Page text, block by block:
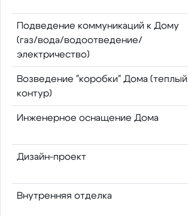
Подведение коммуникаций к Дому
(газ/вода/водоотведение/
электричество)
Возведение "коробки" Дома (теплый
контур)
Инженерное оснащение Дома
Дизайн-проект
Внутренняя отделка